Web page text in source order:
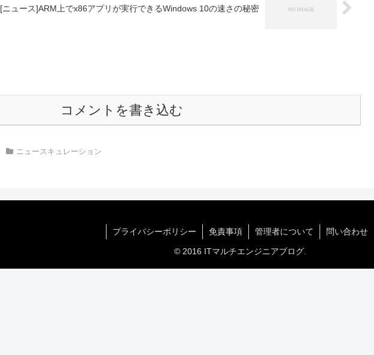
[ニュース]ARM上でx86アプリが実行できるWindows 10の速さの秘密
コメントを書き込む
ニュースキュレーション
プライバシーポリシー 免責事項 管理者について 問い合わせ
© 2016 ITマルチエンジニアブログ.